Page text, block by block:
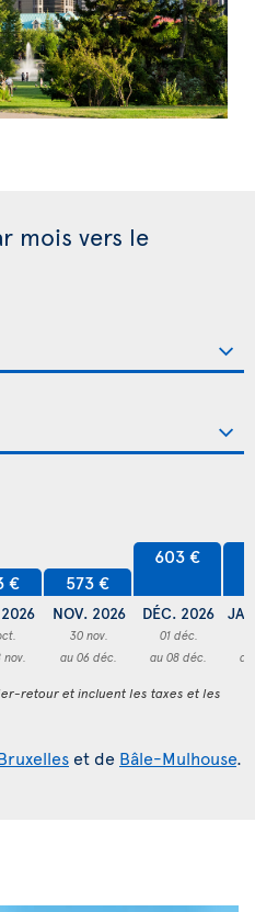
mois vers le
€ 573 €
NOV. 2026
30 nov.
au 06 déc.
603 €
DÉC. 2026
01 déc.
au 08 déc.
retour et incluent les taxes et les
et de Bâle-Mulhouse.